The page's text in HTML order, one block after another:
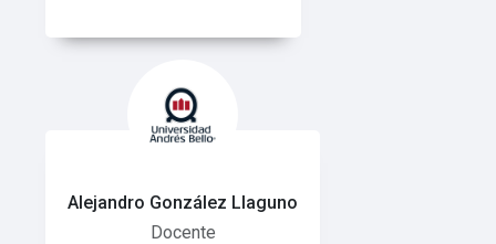
Alejandro González Llaguno
Docente